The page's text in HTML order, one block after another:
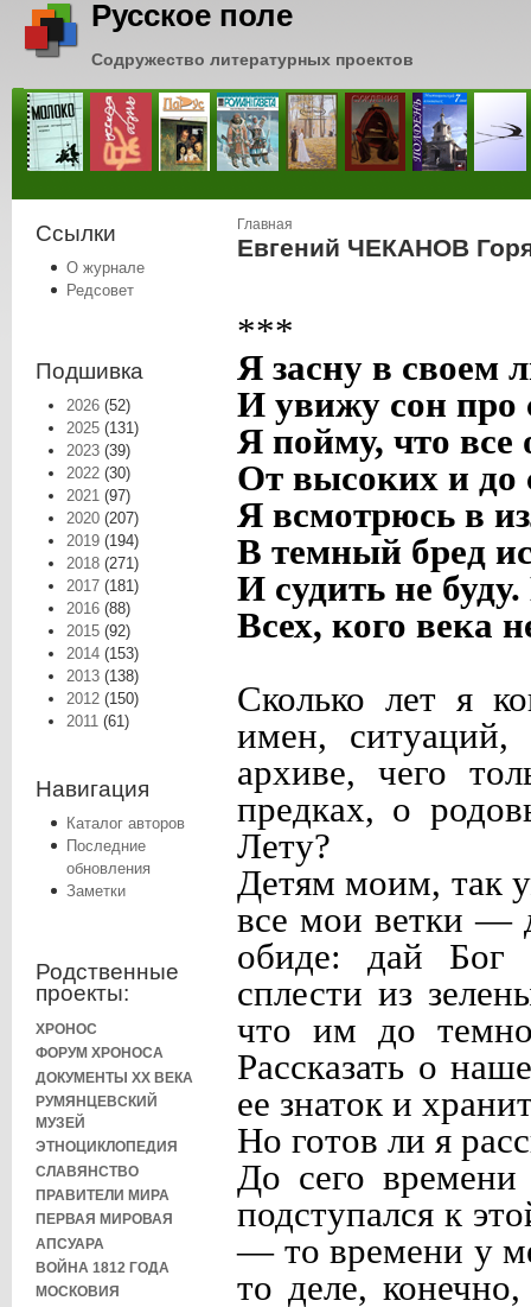
Русское поле
Содружество литературных проектов
Ссылки
О журнале
Редсовет
Подшивка
2026 (52)
2025 (131)
2023 (39)
2022 (30)
2021 (97)
2020 (207)
2019 (194)
2018 (271)
2017 (181)
2016 (88)
2015 (92)
2014 (153)
2013 (138)
2012 (150)
2011 (61)
Навигация
Каталог авторов
Последние
обновления
Заметки
Родственные
проекты:
ХРОНОС
ФОРУМ ХРОНОСА
ДОКУМЕНТЫ XX ВЕКА
РУМЯНЦЕВСКИЙ
МУЗЕЙ
ЭТНОЦИКЛОПЕДИЯ
СЛАВЯНСТВО
ПРАВИТЕЛИ МИРА
ПЕРВАЯ МИРОВАЯ
АПСУАРА
ВОЙНА 1812 ГОДА
МОСКОВИЯ
Вы здесь
Главная
Евгений ЧЕКАНОВ
***
Я засну в своем
И увижу сон про
Я пойму, что
От высоких и до
Я всмотрюсь в
В темный бред
И судить не
Всех, кого века
Сколько лет я
имен,
архиве, чего
предках, о
Лету?
Детям моим, так
все мои ветки —
обиде: дай Бог
сплести из
что им до
Рассказать о
ее знаток и
Но готов ли я
До сего времени
подступался к
— то времени у
то деле,